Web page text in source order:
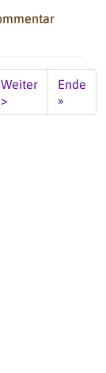
Nächste
Seite
Weiter
>
Last
page
Ende
»